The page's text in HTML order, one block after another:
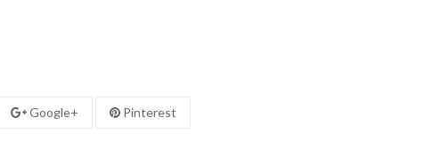
Google+ Pinterest